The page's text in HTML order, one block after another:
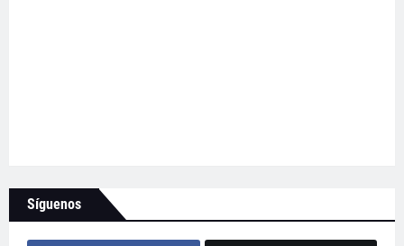
Síguenos